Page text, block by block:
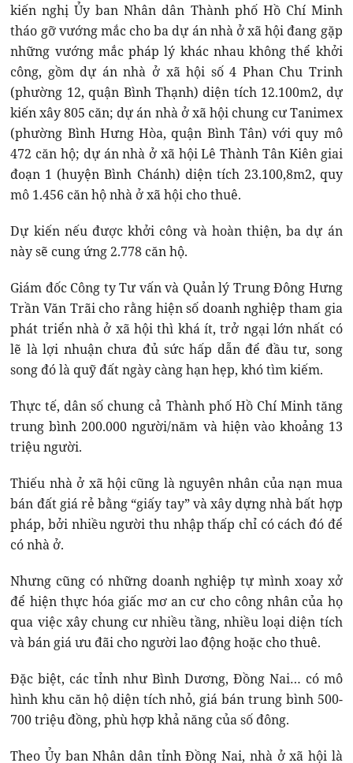
kiến nghị Ủy ban Nhân dân Thành phố Hồ Chí Minh
tháo gỡ vướng mắc cho ba dự án nhà ở xã hội đang gặp
những vướng mắc pháp lý khác nhau không thể khởi
công, gồm dự án nhà ở xã hội số 4 Phan Chu Trinh
(phường 12, quận Bình Thạnh) diện tích 12.100m2, dự
kiến xây 805 căn; dự án nhà ở xã hội chung cư Tanimex
(phường Bình Hưng Hòa, quận Bình Tân) với quy mô
472 căn hộ; dự án nhà ở xã hội Lê Thành Tân Kiên giai
đoạn 1 (huyện Bình Chánh) diện tích 23.100,8m2, quy
mô 1.456 căn hộ nhà ở xã hội cho thuê.
Dự kiến nếu được khởi công và hoàn thiện, ba dự án
này sẽ cung ứng 2.778 căn hộ.
Giám đốc Công ty Tư vấn và Quản lý Trung Đông Hưng
Trần Văn Trãi cho rằng hiện số doanh nghiệp tham gia
phát triển nhà ở xã hội thì khá ít, trở ngại lớn nhất có
lẽ là lợi nhuận chưa đủ sức hấp dẫn để đầu tư, song
song đó là quỹ đất ngày càng hạn hẹp, khó tìm kiếm.
Thực tế, dân số chung cả Thành phố Hồ Chí Minh tăng
trung bình 200.000 người/năm và hiện vào khoảng 13
triệu người.
Thiếu nhà ở xã hội cũng là nguyên nhân của nạn mua
bán đất giá rẻ bằng “giấy tay” và xây dựng nhà bất hợp
pháp, bởi nhiều người thu nhập thấp chỉ có cách đó để
có nhà ở.
Nhưng cũng có những doanh nghiệp tự mình xoay xở
để hiện thực hóa giấc mơ an cư cho công nhân của họ
qua việc xây chung cư nhiều tầng, nhiều loại diện tích
và bán giá ưu đãi cho người lao động hoặc cho thuê.
Đặc biệt, các tỉnh như Bình Dương, Đồng Nai… có mô
hình khu căn hộ diện tích nhỏ, giá bán trung bình 500-
700 triệu đồng, phù hợp khả năng của số đông.
Theo Ủy ban Nhân dân tỉnh Đồng Nai, nhà ở xã hội là